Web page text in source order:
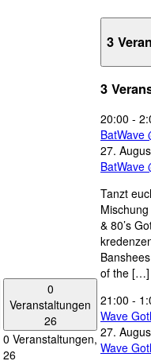
0
Veranstaltungen
26
0 Veranstaltungen,
26
3
3
20:00 -
BatWave
27.
BatWave
Tanzt
& 80’s
of the […]
21:00 -
Wave
27.
Wave